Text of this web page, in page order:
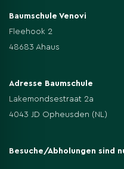
Baumschule Venovi
Fleehook 2
48683 Ahaus
Adresse Baumschule
Lakemondsestraat 2a
4043 JD Opheusden (NL)
Besuche/Abholungen sind